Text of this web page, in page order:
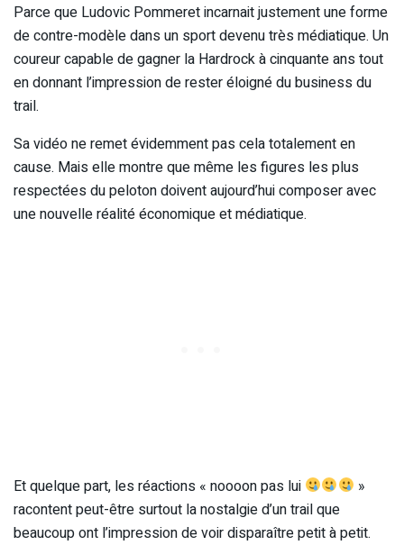
Parce que Ludovic Pommeret incarnait justement une forme
de contre-modèle dans un sport devenu très médiatique. Un
coureur capable de gagner la Hardrock à cinquante ans tout
en donnant l’impression de rester éloigné du business du
trail.
Sa vidéo ne remet évidemment pas cela totalement en
cause. Mais elle montre que même les figures les plus
respectées du peloton doivent aujourd’hui composer avec
une nouvelle réalité économique et médiatique.
Et quelque part, les réactions « noooon pas lui
»
racontent peut-être surtout la nostalgie d’un trail que
beaucoup ont l’impression de voir disparaître petit à petit.